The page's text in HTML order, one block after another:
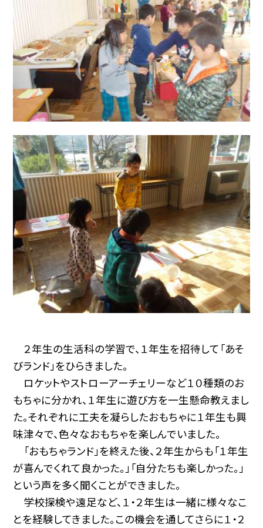
２年生の生活科の学習で、１年生を招待して「あそ
びランド」をひらきました。
ロケットやストローアーチェリーなど１０種類のお
もちゃに分かれ、１年生に遊び方を一生懸命教えまし
た。それぞれに工夫を凝らしたおもちゃに１年生も興
味津々で、色々なおもちゃを楽しんでいました。
「おもちゃランド」を終えた後、２年生からも「１年生
が喜んでくれて良かった。」「自分たちも楽しかった。」
という声を多く聞くことができました。
学校探検や遠足など、１・２年生は一緒に様々なこ
とを経験してきました。この機会を通してさらに１・２